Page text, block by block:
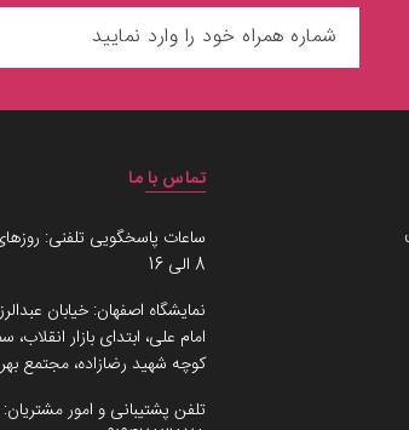
تماس با ما
ساعات پاسخگویی تلفنی:
8 الی 16
نمایشگاه اصفهان: خیابان
امام علی، ابتدای بازار
کوچه شهید رضازاده، مجتمع
تلفن پشتیبانی و امور مشتریان: